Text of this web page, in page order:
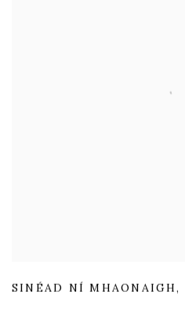
SINÉAD NÍ MHAONAIGH,